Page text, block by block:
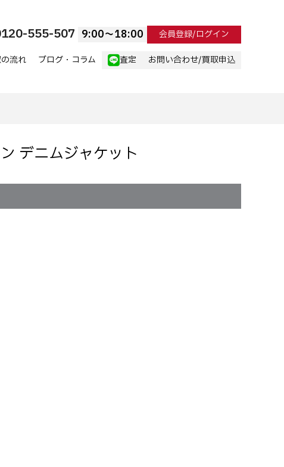
555-507 9:00〜18:00 会員登録/ログイン
流れ ブログ・コラム 査定 お問い合わせ/買取申込
デニムジャケット